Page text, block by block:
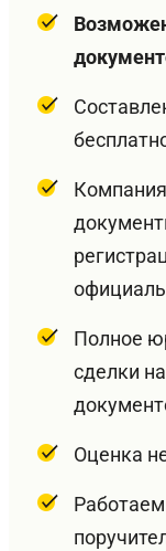
Полное
сделки
Оценка